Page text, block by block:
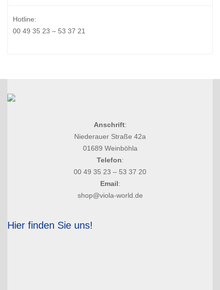
Hotline:
00 49 35 23 – 53 37 21
Anschrift:
Niederauer Straße 42a
01689 Weinböhla
Telefon:
00 49 35 23 – 53 37 20
Email:
shop@viola-world.de
Hier finden Sie uns!